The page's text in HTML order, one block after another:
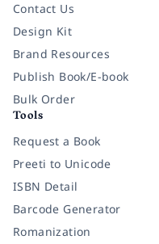
Contact Us
Design Kit
Brand Resources
Publish Book/E-book
Bulk Order
Tools
Request a Book
Preeti to Unicode
ISBN Detail
Barcode Generator
Romanization